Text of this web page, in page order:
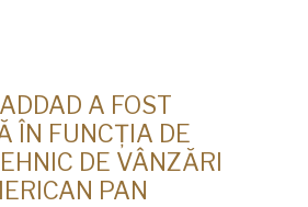
A FOST
ÎN FUNCȚIA DE
DE VÂNZĂRI
PAN